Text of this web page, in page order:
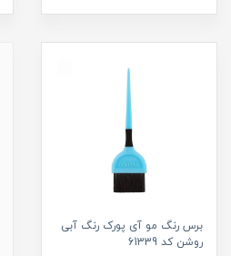
برس رنگ مو آی پورک رنگ آبی
روشن کد 61339